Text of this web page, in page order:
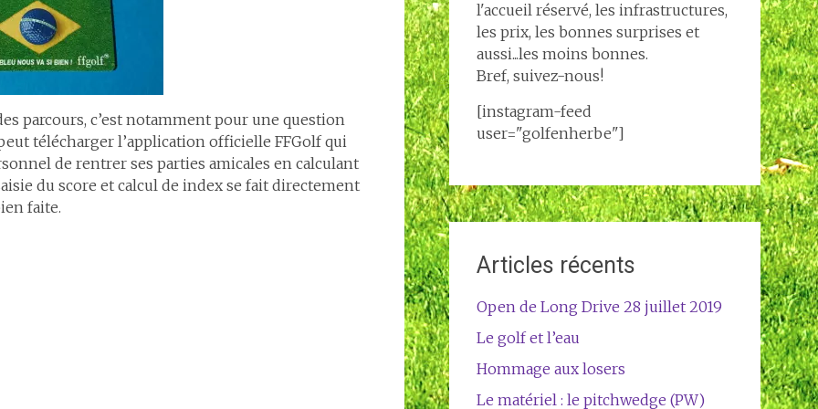
parcours, c’est notamment pour une question
télécharger l’application officielle FFGolf qui
de rentrer ses parties amicales en calculant
du score et calcul de index se fait directement
faite.
l'accueil réservé, les infrastructures,
les prix, les bonnes surprises et
aussi...les moins bonnes.
Bref, suivez-nous!
[instagram-feed
user="golfenherbe"]
Articles récents
Open de Long Drive 28 juillet 2019
Le golf et l’eau
Hommage aux losers
Le matériel : le pitchwedge (PW)